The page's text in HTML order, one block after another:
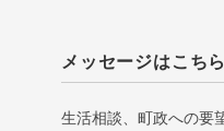
メッセージはこち
生活相談、町政への要